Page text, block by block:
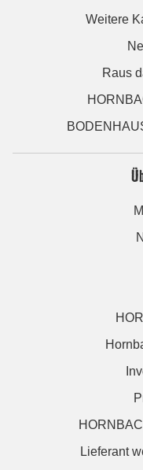
Weitere
Raus
Lieferant